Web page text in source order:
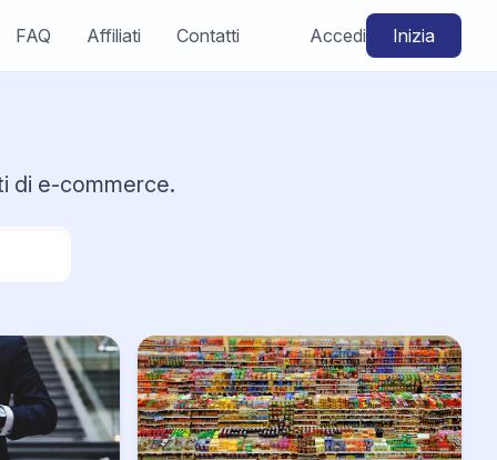
FAQ Affiliati Contatti Accedi Inizia
di e-commerce.